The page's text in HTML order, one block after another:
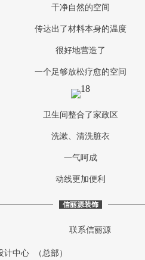
干净自然的空间
传达出了材料本身的温度
很好地营造了
一个足够放松疗愈的空间
卫生间整合了家政区
洗漱、清洗脏衣
一气呵成
动线更加便利
信丽源装饰
联系信丽源
计中心 （总部）